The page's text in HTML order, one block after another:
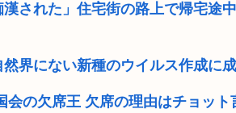
る大物財務官僚、高市早苗の逆鱗に触
漢された」住宅街の路上で帰宅途
然界にない新種のウイルス作成に
会の欠席王 欠席の理由はチョット